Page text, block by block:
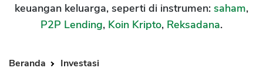
keuangan keluarga, seperti di instrumen: saham,
P2P Lending, Koin Kripto, Reksadana.
Beranda Investasi